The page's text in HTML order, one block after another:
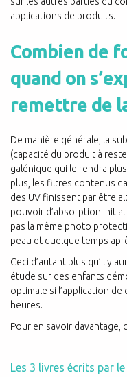
applications de produits.
Combien de
quand on
remettre de
De manière générale, la
(capacité du produit à
galénique qui le rendra
plus, les filtres contenus
des UV finissent par être
pouvoir d’absorption
pas la même photo
peau et quelque temps
Ceci d’autant plus qu’il y
étude sur des enfants
optimale si l’application
heures.
Pour en savoir davantage,
Les 3 livres écrits par